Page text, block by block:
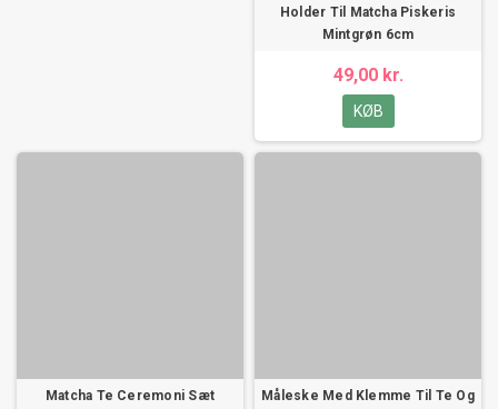
uforglemmelig teoplevelse hver gang du sætter dig ned for at nyde en
Holder Til Matcha Piskeris
Mintgrøn 6cm
49,00 kr.
KØB
Matcha Te Ceremoni Sæt
Måleske Med Klemme Til Te Og